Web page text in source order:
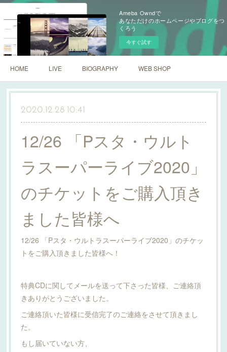
Ameba Owndで
あなただけのホームページやブログをつ
くろう
今すぐ試す
HOME LIVE BIOGRAPHY WEB SHOP
2020.12.28 10:41
12/26 「Pスタ・ウルト
ラスーパーライブ2020」
のチケットをご購入頂き
ました皆様へ
12/26 「Pスタ・ウルトラスーパーライブ2020」のチケッ
トをご購入頂きました皆様へ！
特典CDに関してメールを送って下さった皆様、ご連絡頂
きありがとうございました。
ご連絡頂いた皆様に受信完了のご連絡をさせて頂きまし
た。
もし届いていない方、